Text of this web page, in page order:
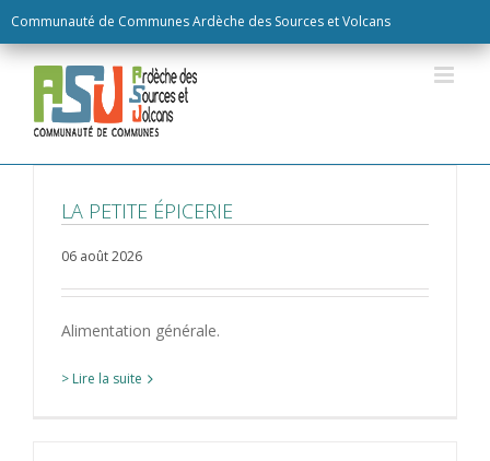
Communauté de Communes Ardèche des Sources et Volcans
to
content
LA PETITE ÉPICERIE
06 août 2026
Alimentation générale.
> Lire la suite